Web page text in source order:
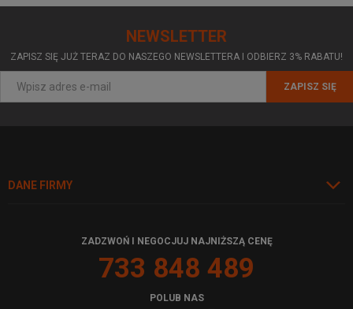
NEWSLETTER
ZAPISZ SIĘ JUŻ TERAZ DO NASZEGO NEWSLETTERA I ODBIERZ 3% RABATU!
ZAPISZ SIĘ
DANE FIRMY
ZADZWOŃ I NEGOCJUJ NAJNIŻSZĄ CENĘ
733 848 489
POLUB NAS